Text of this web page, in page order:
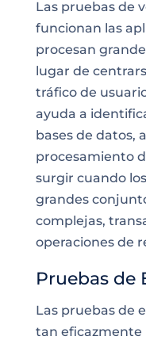
Las pruebas de
funcionan las
procesan
lugar de
tráfico de
ayuda a
bases de datos,
procesamiento
surgir cuando
grandes
complejas,
operaciones de
Pruebas de
Las pruebas de
tan eficazmente